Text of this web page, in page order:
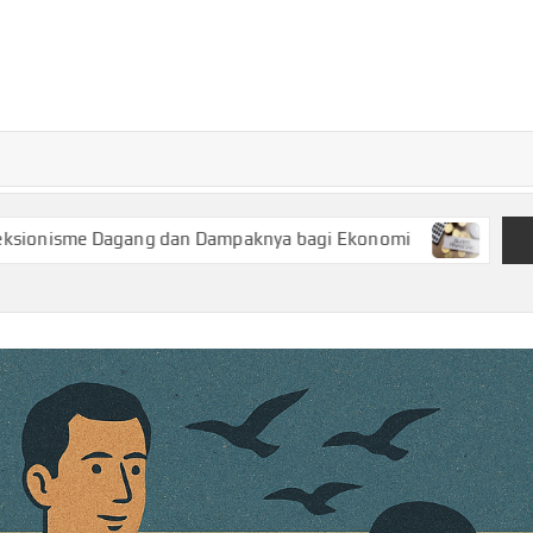
dan Dampaknya bagi Ekonomi Keuangan